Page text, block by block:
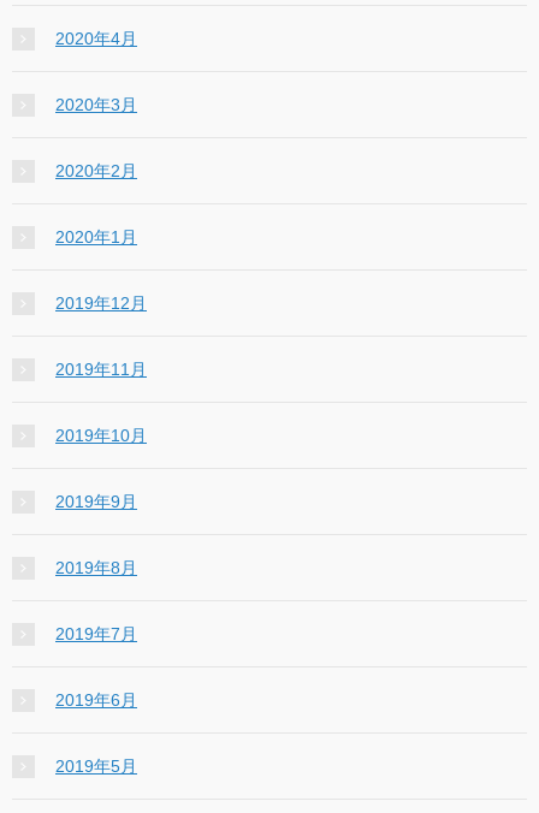
2020年4月
2020年3月
2020年2月
2020年1月
2019年12月
2019年11月
2019年10月
2019年9月
2019年8月
2019年7月
2019年6月
2019年5月